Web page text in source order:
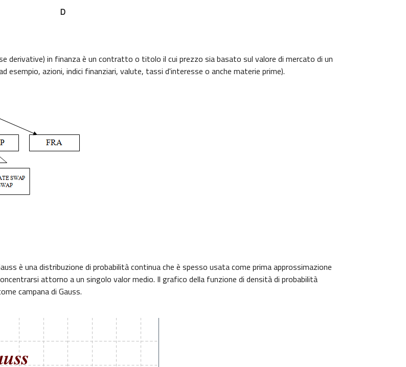
D
derivative) in finanza è un contratto o titolo il cui prezzo sia basato sul valore di mercato di un
azioni, indici finanziari, valute, tassi d'interesse o anche materie prime).
è una distribuzione di probabilità continua che è spesso usata come prima approssimazione
attorno a un singolo valor medio. Il grafico della funzione di densità di probabilità
campana di Gauss.